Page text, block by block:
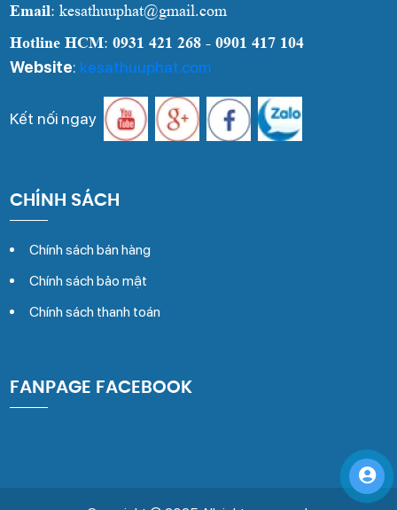
Email: kesathuuphat@gmail.com
Hotline HCM:0931 421 268 - 0901 417 104
Website: kesathuuphat.com
Kết nối ngay
CHÍNH SÁCH
Chính sách bán hàng
Chính sách bảo mật
Chính sách thanh toán
FANPAGE FACEBOOK